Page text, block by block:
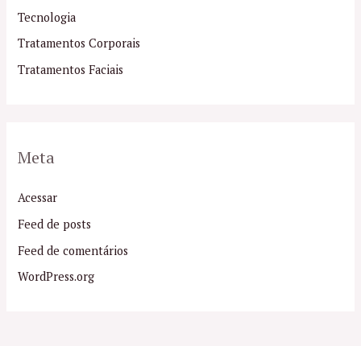
Tecnologia
Tratamentos Corporais
Tratamentos Faciais
Meta
Acessar
Feed de posts
Feed de comentários
WordPress.org